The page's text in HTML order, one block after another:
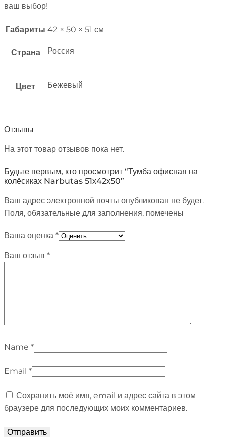
ваш выбор!
Габариты 42 × 50 × 51 см
Страна Россия
Цвет Бежевый
Отзывы
На этот товар отзывов пока нет.
Будьте первым, кто просмотрит “Тумба офисная на
колёсиках Narbutas 51х42х50”
Ваш адрес электронной почты опубликован не будет.
Поля, обязательные для заполнения, помечены
Ваша оценка *
Ваш отзыв *
Name *
Email *
Сохранить моё имя, email и адрес сайта в этом
браузере для последующих моих комментариев.